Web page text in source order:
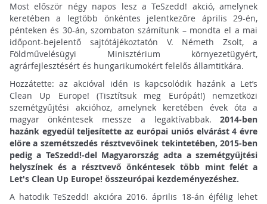
Most először négy napos lesz a TeSzedd! akció, amelynek
keretében a legtöbb önkéntes jelentkezőre április 29-én,
pénteken és 30-án, szombaton számítunk – mondta el a mai
időpont-bejelentő sajtótájékoztatón V. Németh Zsolt, a
Földművelésügyi Minisztérium környezetügyért,
agrárfejlesztésért és hungarikumokért felelős államtitkára.
Hozzátette: az akcióval idén is kapcsolódik hazánk a Let’s
Clean Up Europe! (Tisztítsuk meg Európát!) nemzetközi
szemétgyűjtési akcióhoz, amelynek keretében évek óta a
magyar önkéntesek messze a legaktívabbak.2014-ben
hazánk egyedül teljesítette az európai uniós elvárást 4 évre
előre a szemétszedés résztvevőinek tekintetében, 2015-ben
pedig a TeSzedd!-del Magyarország adta a szemétgyűjtési
helyszínek és a résztvevő önkéntesek több mint felét a
Let's Clean Up Europe! összeurópai kezdeményezéshez.
A hatodik TeSzedd! akcióra 2016. április 18-án éjfélig lehet